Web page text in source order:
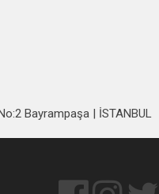
Bayrampaşa | İSTANBUL